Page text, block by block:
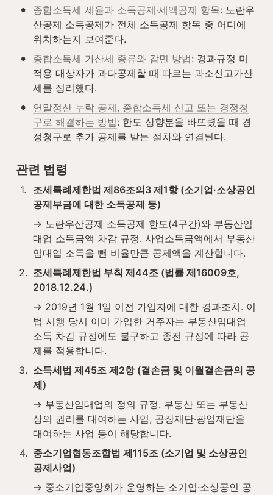
• 종합소득세 세율과 소득공제·세액공제 항목: 노란우
산공제 소득공제가 전체 소득공제 항목 중 어디에
위치하는지 보여준다.
• 종합소득세 가산세 종류와 감면 방법: 경과규정 미
적용 대상자가 과다공제할 때 따르는 과소신고가산
세를 정리했다.
•
연말정산 누락 공제, 종합소득세 신고 또는 경정청
구로 해결하는 방법: 한도 상향분을 빠뜨렸을 때 경
정청구로 추가 공제를 받는 절차와 연결된다.
관련 법령
1.
조세특례제한법 제86조의3 제1항 (소기업·소상공인
공제부금에 대한 소득공제 등)
→ 노란우산공제 소득공제 한도(4구간)와 부동산임
대업 소득금액 차감 규정. 사업소득금액에서 부동산
임대업 소득을 뺀 비율만큼 공제액을 계산합니다.
2. 조세특례제한법 부칙 제44조 (법률 제16009호,
2018.12.24.)
→ 2019년 1월 1일 이전 가입자에 대한 경과조치. 이
법 시행 당시 이미 가입한 거주자는 부동산임대업
소득 차감 규정에도 불구하고 종전 규정에 따라 공
제를 적용합니다.
3. 소득세법 제45조 제2항 (결손금 및 이월결손금의 공
제)
→ 부동산임대업의 정의 규정. 부동산 또는 부동산
상의 권리를 대여하는 사업, 공장재단·광업재단을
대여하는 사업 등이 해당합니다.
4. 중소기업협동조합법 제115조 (소기업 및 소상공인
공제사업)
→ 중소기업중앙회가 운영하는 소기업·소상공인 공